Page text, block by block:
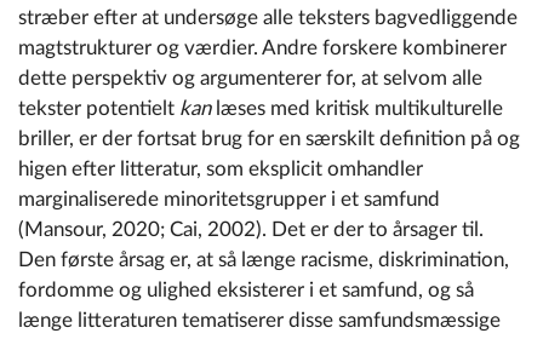
stræber efter at undersøge alle teksters bagvedliggende
magtstrukturer og værdier. Andre forskere kombinerer
dette perspektiv og argumenterer for, at selvom alle
tekster potentielt kanlæses med kritisk multikulturelle
briller, er der fortsat brug for en særskilt definition på og
higen efter litteratur, som eksplicit omhandler
marginaliserede minoritetsgrupper i et samfund
(Mansour, 2020; Cai, 2002). Det er der to årsager til.
Den første årsag er, at så længe racisme, diskrimination,
fordomme og ulighed eksisterer i et samfund, og så
længe litteraturen tematiserer disse samfundsmæssige